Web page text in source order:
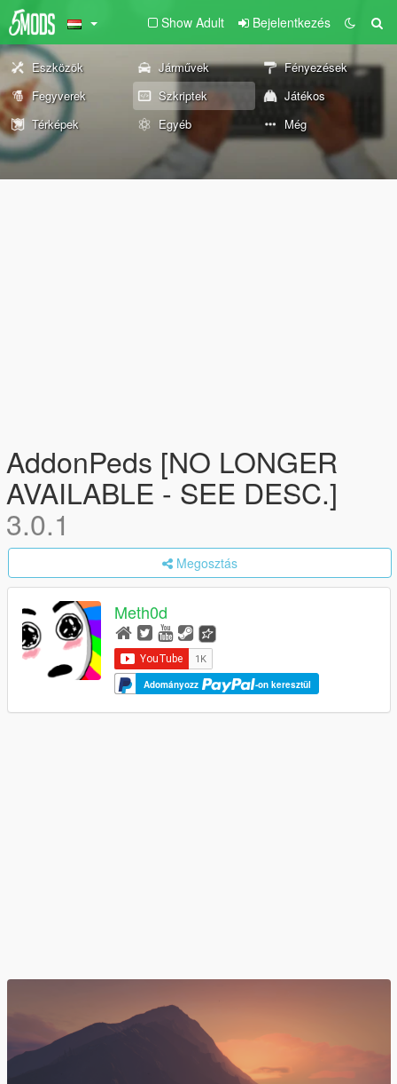
Show Adult Bejelentkezés
Eszközök Járművek
Fényezések
Fegyverek
Szkriptek
Játékos
Térképek
Egyéb Még
AddonPeds [NO LONGER
AVAILABLE - SEE DESC.]
3.0.1
Megosztás
Meth0d
Adományozz -on keresztül